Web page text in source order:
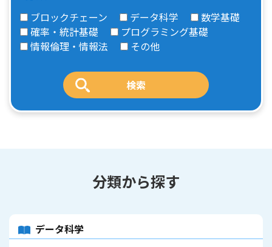
ブロックチェーン データ科学
数学基礎
確率・統計基礎
プログラミング基礎
情報倫理・情報法
その他
分類から探す
データ科学